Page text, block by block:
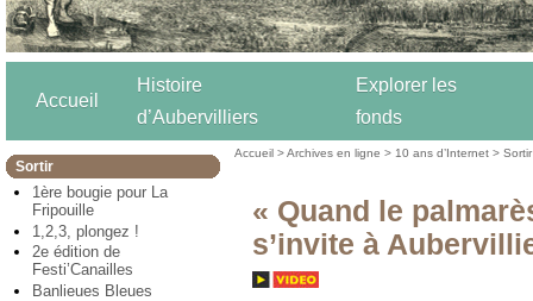
Accueil
Histoire
d’Aubervilliers
Explorer les
fonds
Sortir
1ère bougie pour La
Fripouille
1,2,3, plongez !
2e édition de
Festi’Canailles
Banlieues Bleues
Accueil >Archives en ligne > 10 ans d’Internet >Sortir
« Quand le
s’invite à